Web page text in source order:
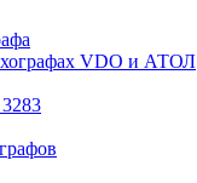
VDO и АТОЛ